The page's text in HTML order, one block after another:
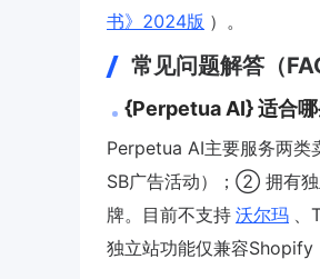
书》2024版 ）。
常见问题解答（
{Perpetua AI} 适合哪
Perpetua AI主要服务两
SB广告活动）；② 拥有
牌。目前不支持 沃尔玛 、
独立站功能仅兼容